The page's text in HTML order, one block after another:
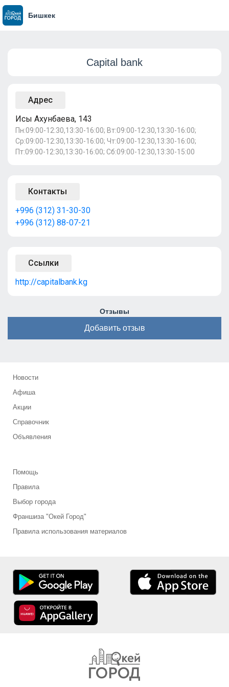
Бишкек
Capital bank
Адрес
Исы Ахунбаева, 143
Пн:09:00-12:30,13:30-16:00; Вт:09:00-12:30,13:30-16:00;
Ср:09:00-12:30,13:30-16:00; Чт:09:00-12:30,13:30-16:00;
Пт:09:00-12:30,13:30-16:00; Сб:09:00-12:30,13:30-15:00
Контакты
+996 (312) 31-30-30
+996 (312) 88-07-21
Ссылки
http://capitalbank.kg
Отзывы
Добавить отзыв
Новости
Афиша
Акции
Справочник
Объявления
Помощь
Правила
Выбор города
Франшиза "Окей Город"
Правила использования материалов